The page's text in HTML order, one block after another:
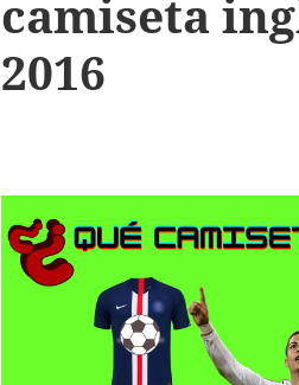
camiseta
2016